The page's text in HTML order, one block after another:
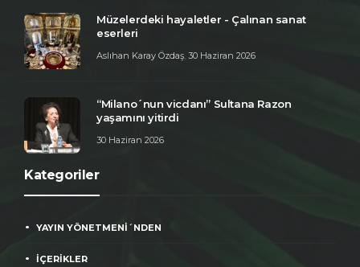
Müzelerdeki hayaletler - Çalınan sanat
eserleri
Aslıhan Karay Özdaş, 30 Haziran 2026
“Milano´nun vicdanı” Sultana Razon
yaşamını yitirdi
30 Haziran 2026
Kategoriler
YAYIN YÖNETMENİ´NDEN
İÇERİKLER